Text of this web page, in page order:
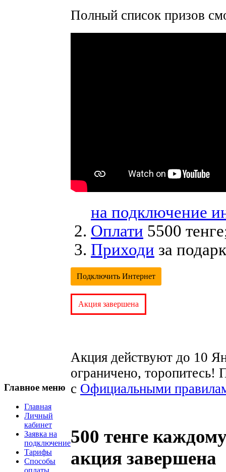
Главное меню
Главная
Личный
кабинет
Заявка на
подключение
Тарифы
Способы
Полный список призов
на подключение
Оплати 5500
Приходи за
Подключить Интернет
Акция завершена
Акция действуют до 10
ограничено, торопитесь!
с Официальными
500 тенге
акция завершена